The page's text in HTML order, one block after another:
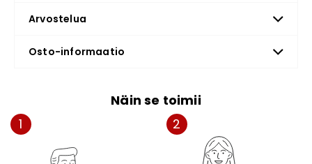
Arvostelua
Osto-informaatio
Näin se toimii
1
2